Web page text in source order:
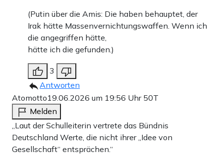
(Putin über die Amis: Die haben behauptet, der
Irak hätte Massenvernichtungswaffen. Wenn ich
die angegriffen hätte,
hätte ich die gefunden.)
3
Antworten
Atomotto19.06.2026 um 19:56 Uhr 50T
Melden
„Laut der Schulleiterin vertrete das Bündnis
Deutschland Werte, die nicht ihrer „Idee von
Gesellschaft“ entsprächen.“